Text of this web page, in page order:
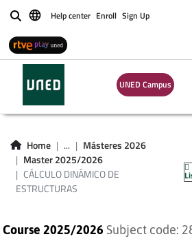
BuscarHelp center Enroll Sign Up
UNED Campus
Home ...
Másteres 2026
Master 2025/2026
CÁLCULO DINÁMICO DE
ESTRUCTURAS
CÁLCULO
DE
Course 2025/2026 Subject code: